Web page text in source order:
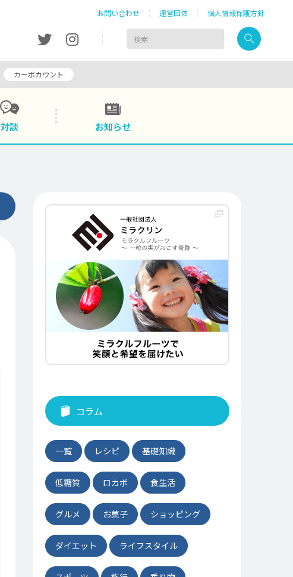
お問い合わせ 運営団体 個人情報保護方針
カーボカウント
対談 お知らせ
コラム
一覧 レシピ 基礎知識
低糖質 ロカボ 食生活
グルメ お菓子 ショッピング
ダイエット ライフスタイル